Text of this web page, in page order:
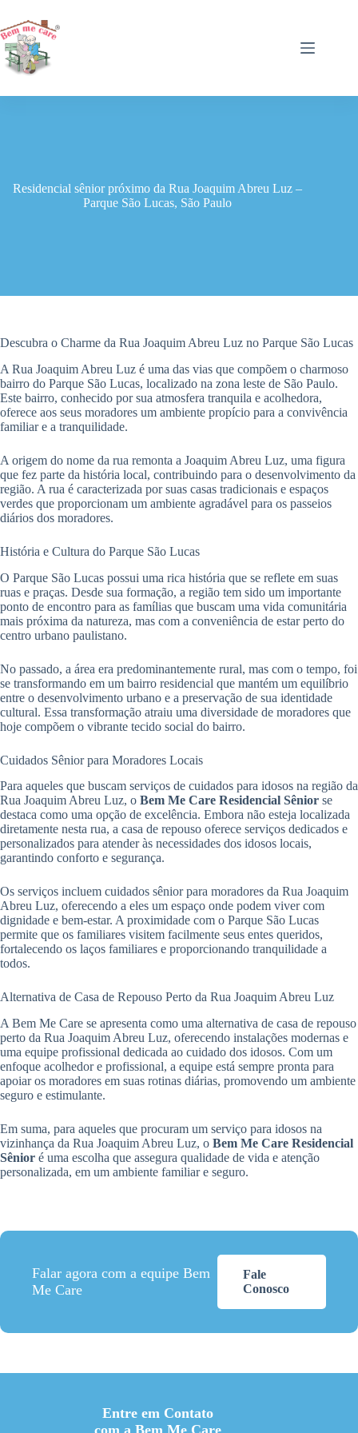
para
o
conteúdo
Residencial sênior próximo da Rua Joaquim Abreu Luz –
Parque São Lucas, São Paulo
Descubra o Charme da Rua Joaquim Abreu Luz no Parque São Lucas
A Rua Joaquim Abreu Luz é uma das vias que compõem o charmoso
bairro do Parque São Lucas, localizado na zona leste de São Paulo.
Este bairro, conhecido por sua atmosfera tranquila e acolhedora,
oferece aos seus moradores um ambiente propício para a convivência
familiar e a tranquilidade.
A origem do nome da rua remonta a Joaquim Abreu Luz, uma figura
que fez parte da história local, contribuindo para o desenvolvimento da
região. A rua é caracterizada por suas casas tradicionais e espaços
verdes que proporcionam um ambiente agradável para os passeios
diários dos moradores.
História e Cultura do Parque São Lucas
O Parque São Lucas possui uma rica história que se reflete em suas
ruas e praças. Desde sua formação, a região tem sido um importante
ponto de encontro para as famílias que buscam uma vida comunitária
mais próxima da natureza, mas com a conveniência de estar perto do
centro urbano paulistano.
No passado, a área era predominantemente rural, mas com o tempo, foi
se transformando em um bairro residencial que mantém um equilíbrio
entre o desenvolvimento urbano e a preservação de sua identidade
cultural. Essa transformação atraiu uma diversidade de moradores que
hoje compõem o vibrante tecido social do bairro.
Cuidados Sênior para Moradores Locais
Para aqueles que buscam serviços de cuidados para idosos na região da
Rua Joaquim Abreu Luz, o Bem Me Care Residencial Sênior se
destaca como uma opção de excelência. Embora não esteja localizada
diretamente nesta rua, a casa de repouso oferece serviços dedicados e
personalizados para atender às necessidades dos idosos locais,
garantindo conforto e segurança.
Os serviços incluem cuidados sênior para moradores da Rua Joaquim
Abreu Luz, oferecendo a eles um espaço onde podem viver com
dignidade e bem-estar. A proximidade com o Parque São Lucas
permite que os familiares visitem facilmente seus entes queridos,
fortalecendo os laços familiares e proporcionando tranquilidade a
todos.
Alternativa de Casa de Repouso Perto da Rua Joaquim Abreu Luz
A Bem Me Care se apresenta como uma alternativa de casa de repouso
perto da Rua Joaquim Abreu Luz, oferecendo instalações modernas e
uma equipe profissional dedicada ao cuidado dos idosos. Com um
enfoque acolhedor e profissional, a equipe está sempre pronta para
apoiar os moradores em suas rotinas diárias, promovendo um ambiente
seguro e estimulante.
Em suma, para aqueles que procuram um serviço para idosos na
vizinhança da Rua Joaquim Abreu Luz, o Bem Me Care Residencial
Sênior é uma escolha que assegura qualidade de vida e atenção
personalizada, em um ambiente familiar e seguro.
Falar agora com a equipe Bem
Me Care
Fale
Conosco
Entre em Contato